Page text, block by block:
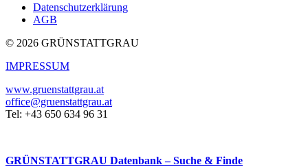
Datenschutzerklärung
AGB
© 2026 GRÜNSTATTGRAU
IMPRESSUM
www.gruenstattgrau.at
office@gruenstattgrau.at
Tel: +43 650 634 96 31
GRÜNSTATTGRAU Datenbank – Suche & Finde